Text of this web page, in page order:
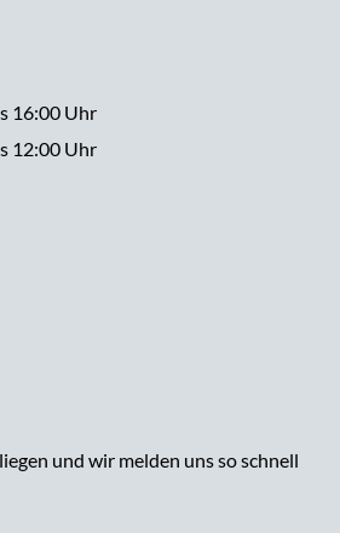
16:00 Uhr
12:00 Uhr
und wir melden uns so schnell